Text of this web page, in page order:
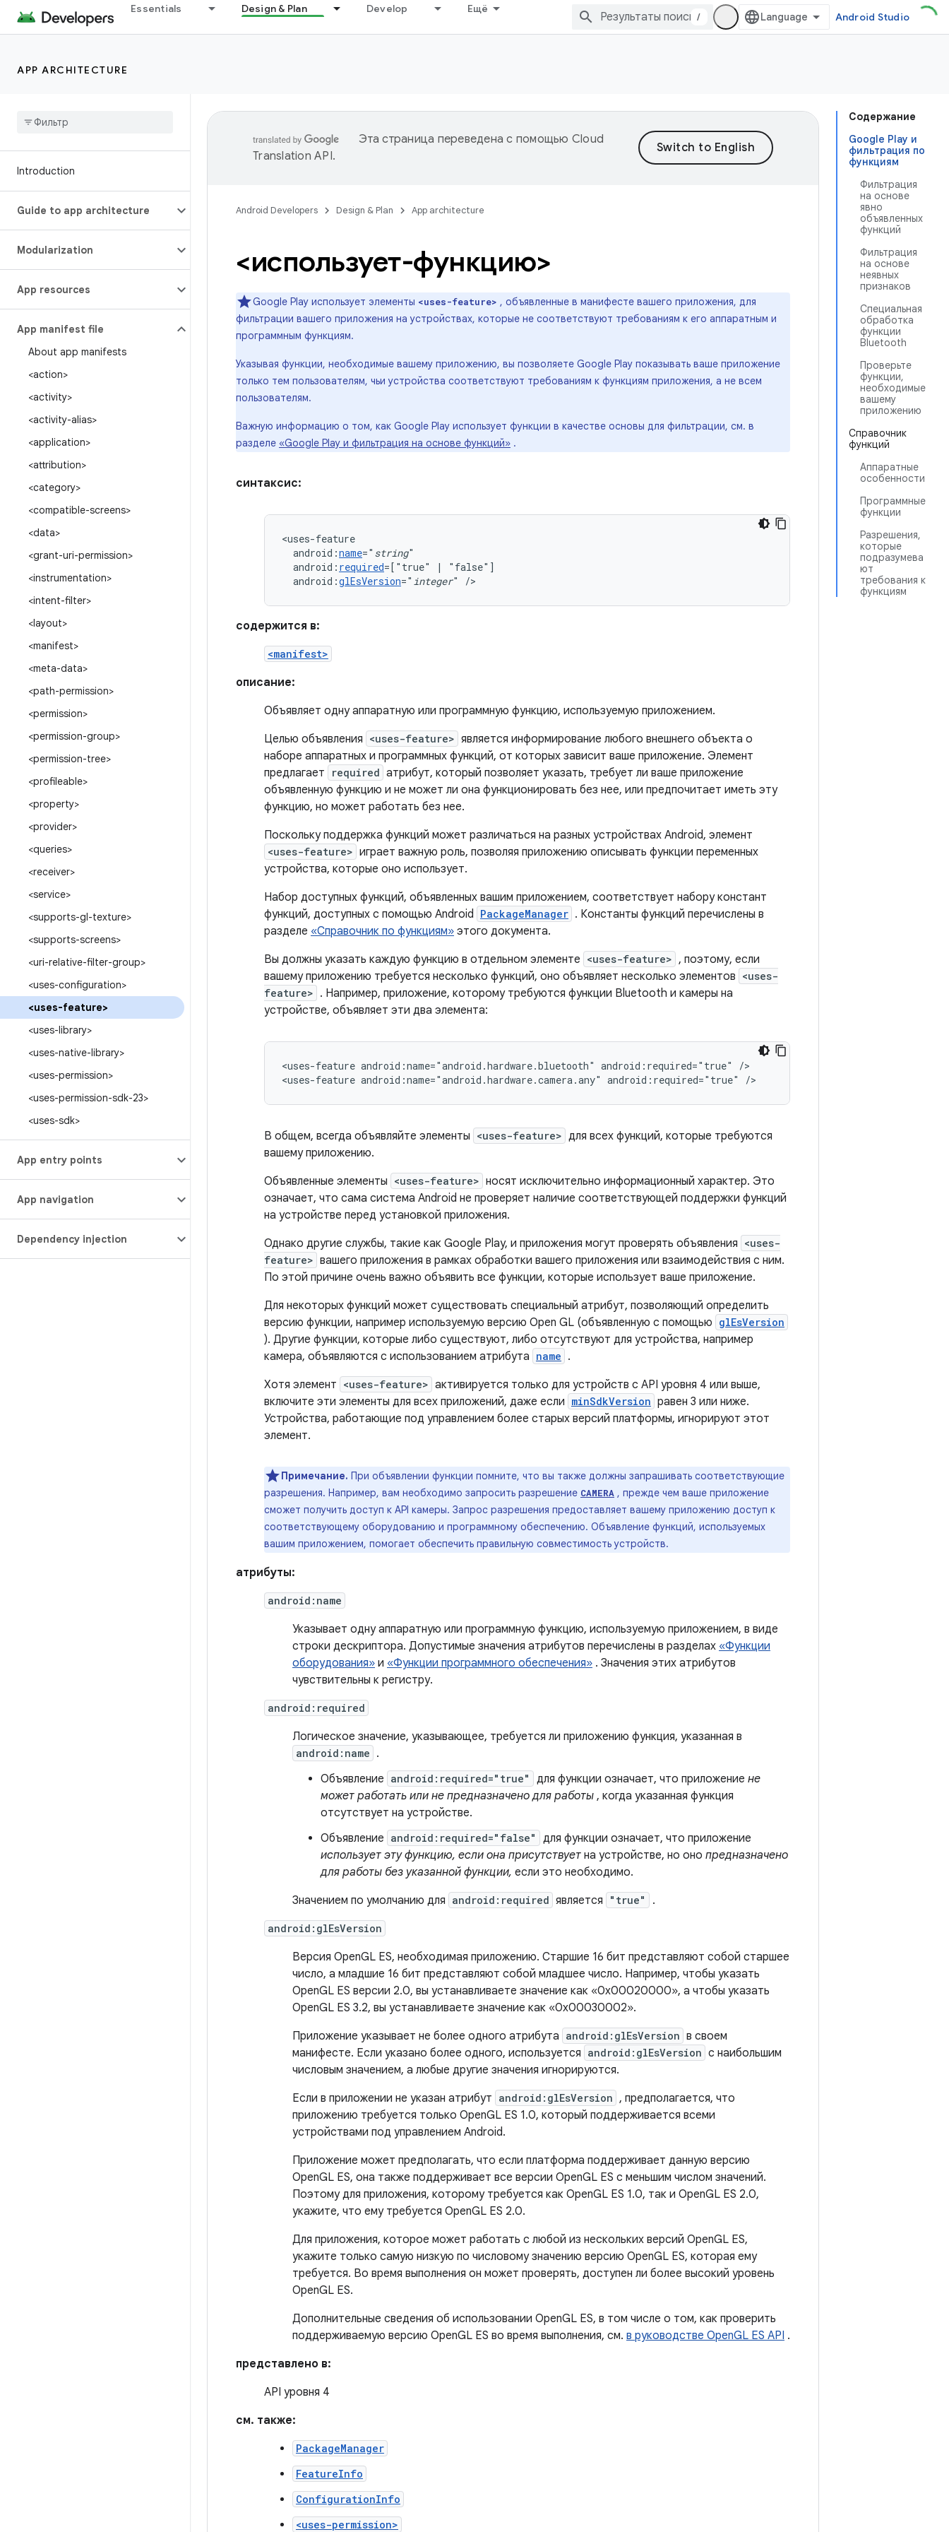
Essentials Design & Plan Develop Ещё
/ Android Studio
APP ARCHITECTURE
Introduction
Guide to app architecture
Modularization
App resources
App manifest file
About app manifests
<action>
<activity>
<activity-alias>
<application>
<attribution>
<category>
<compatible-screens>
<data>
<grant-uri-permission>
<instrumentation>
<intent-filter>
<layout>
<manifest>
<meta-data>
<path-permission>
<permission>
<permission-group>
<permission-tree>
<profileable>
<property>
<provider>
<queries>
<receiver>
<service>
<supports-gl-texture>
<supports-screens>
<uri-relative-filter-group>
<uses-configuration>
<uses-feature>
<uses-library>
<uses-native-library>
<uses-permission>
<uses-permission-sdk-23>
<uses-sdk>
App entry points
App navigation
Dependency injection
Содержание
Google Play и
фильтрация по
функциям
Фильтрация
на основе
явно
объявленных
функций
Фильтрация
на основе
неявных
признаков
Специальная
обработка
функции
Bluetooth
Проверьте
функции,
необходимые
вашему
приложению
Справочник
функций
Аппаратные
особенности
Программные
функции
Разрешения,
которые
подразумева
ют
требования к
функциям
Эта страница переведена с помощью Cloud
Translation API.
Android Developers Design & Plan App architecture
<использует-функцию>
Google Play использует элементы <uses-feature> , объявленные в манифесте вашего приложения, для
фильтрации вашего приложения на устройствах, которые не соответствуют требованиям к его аппаратным и
программным функциям.
Указывая функции, необходимые вашему приложению, вы позволяете Google Play показывать ваше приложение
только тем пользователям, чьи устройства соответствуют требованиям к функциям приложения, а не всем
пользователям.
Важную информацию о том, как Google Play использует функции в качестве основы для фильтрации, см. в
разделе «Google Play и фильтрация на основе функций» .
синтаксис:
android:name=" string
android: required=["true" |
android:glEsVersion=" integer" />
содержится в:
<manifest>
описание:
Объявляет одну аппаратную или программную функцию, используемую приложением.
Целью объявления <uses-feature> является информирование любого внешнего объекта о
наборе аппаратных и программных функций, от которых зависит ваше приложение. Элемент
предлагает
required атрибут, который позволяет указать, требует ли ваше приложение
объявленную функцию и не может ли она функционировать без нее, или предпочитает иметь эту
функцию, но может работать без нее.
Поскольку поддержка функций может различаться на разных устройствах Android, элемент
<uses-feature> играет важную роль, позволяя приложению описывать функции переменных
устройства, которые оно использует.
Набор доступных функций, объявленных вашим приложением, соответствует набору констант
функций, доступных с помощью Android PackageManager . Константы функций перечислены в
разделе «Справочник по функциям» этого документа.
Вы должны указать каждую функцию в отдельном элементе <uses-feature> , поэтому, если
вашему приложению требуется несколько функций, оно объявляет несколько элементов <uses-
feature> . Например, приложение, которому требуются функции Bluetooth и камеры на
устройстве, объявляет эти два элемента:
<uses-feature android:name="android.hardware.bluetooth" android:required="true"
/>
<uses-feature android:name="android.hardware.camera.any" android:required="true" />
В общем, всегда объявляйте элементы <uses-feature> для всех функций, которые требуются
вашему приложению.
Объявленные элементы <uses-feature> носят исключительно информационный характер. Это
означает, что сама система Android не проверяет наличие соответствующей поддержки функций
на устройстве перед установкой приложения.
Однако другие службы, такие как Google Play, и приложения могут проверять объявления <uses-
feature> вашего приложения в рамках обработки вашего приложения или взаимодействия с ним.
По этой причине очень важно объявить все функции, которые использует ваше приложение.
Для некоторых функций может существовать специальный атрибут, позволяющий определить
версию функции, например используемую версию Open GL (объявленную с помощью glEsVersion
). Другие функции, которые либо существуют, либо отсутствуют для устройства, например
камера, объявляются с использованием атрибута name .
Хотя элемент <uses-feature> активируется только для устройств с API уровня 4 или выше,
включите эти элементы для всех приложений, даже если minSdkVersion равен 3 или ниже.
Устройства, работающие под управлением более старых версий платформы, игнорируют этот
элемент.
Примечание. При объявлении функции помните, что вы также должны запрашивать соответствующие
разрешения. Например, вам необходимо запросить разрешение CAMERA , прежде чем ваше приложение
сможет получить доступ к API камеры. Запрос разрешения предоставляет вашему приложению доступ к
соответствующему оборудованию и программному обеспечению. Объявление функций, используемых
вашим приложением, помогает обеспечить правильную совместимость устройств.
атрибуты:
android:name
Указывает одну аппаратную или программную функцию, используемую приложением, в виде
строки дескриптора. Допустимые значения атрибутов перечислены в разделах «Функции
оборудования» и «Функции программного обеспечения» . Значения этих атрибутов
чувствительны к регистру.
android:required
Логическое значение, указывающее, требуется ли приложению функция, указанная в
android:name .
Объявление android:required="true" для функции означает, что приложение не
может работать или не предназначено для работы , когда указанная функция
отсутствует на устройстве.
Объявление android:required="false"
для функции означает, что приложение
использует эту функцию, если она присутствует на устройстве, но оно предназначено
для работы без указанной функции, если это необходимо.
Значением по умолчанию для android:required является "true" .
android:glEsVersion
Версия OpenGL ES, необходимая приложению. Старшие 16 бит представляют собой старшее
число, а младшие 16 бит представляют собой младшее число. Например, чтобы указать
OpenGL ES версии 2.0, вы устанавливаете значение как «0x00020000», а чтобы указать
OpenGL ES 3.2, вы устанавливаете значение как «0x00030002».
Приложение указывает не более одного атрибута android:glEsVersion в своем
манифесте. Если указано более одного, используется android:glEsVersion с наибольшим
числовым значением, а любые другие значения игнорируются.
Если в приложении не указан атрибут android:glEsVersion , предполагается, что
приложению требуется только OpenGL ES 1.0, который поддерживается всеми
устройствами под управлением Android.
Приложение может предполагать, что если платформа поддерживает данную версию
OpenGL ES, она также поддерживает все версии OpenGL ES с меньшим числом значений.
Поэтому для приложения, которому требуется как OpenGL ES 1.0, так и OpenGL ES 2.0,
укажите, что ему требуется OpenGL ES 2.0.
Для приложения, которое может работать с любой из нескольких версий OpenGL ES,
укажите только самую низкую по числовому значению версию OpenGL ES, которая ему
требуется. Во время выполнения он может проверять, доступен ли более высокий уровень
OpenGL ES.
Дополнительные сведения об использовании OpenGL ES, в том числе о том, как проверить
поддерживаемую версию OpenGL ES во время выполнения, см. в руководстве OpenGL ES API .
представлено в:
API уровня 4
см. также:
PackageManager
FeatureInfo
ConfigurationInfo
<uses-permission>